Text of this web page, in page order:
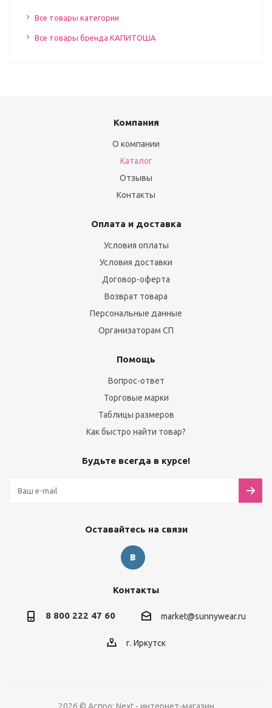
Все товары категории
Все товары бренда КАПИТОША
Компания
О компании
Каталог
Отзывы
Контакты
Оплата и доставка
Условия оплаты
Условия доставки
Договор-оферта
Возврат товара
Персональные данные
Организаторам СП
Помощь
Вопрос-ответ
Торговые марки
Таблицы размеров
Как быстро найти товар?
Будьте всегда в курсе!
Оставайтесь на связи
Контакты
8 800 222 47 60 market@sunnywear.ru
г. Иркутск